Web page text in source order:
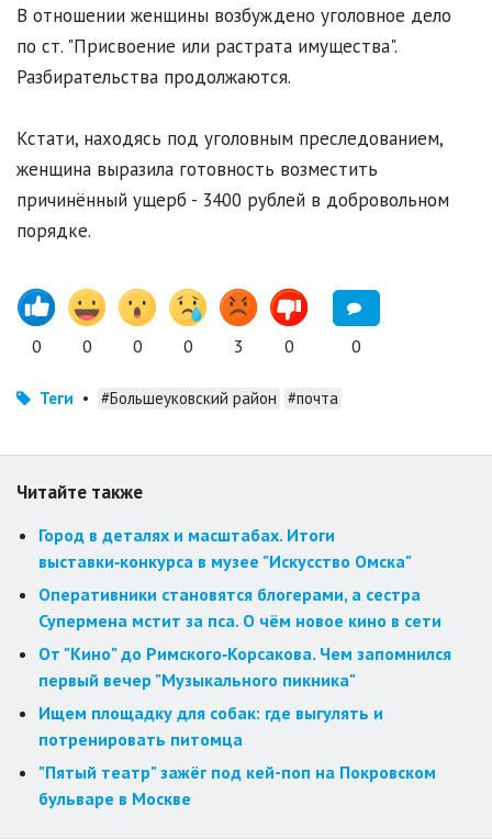
В отношении женщины возбуждено уголовное дело
по ст. "Присвоение или растрата имущества".
Разбирательства продолжаются.
Кстати, находясь под уголовным преследованием,
женщина выразила готовность возместить
причинённый ущерб - 3400 рублей в добровольном
порядке.
0 0 0 0 3 0 0
Теги • #Большеуковский район #почта
Читайте также
Город в деталях и масштабах. Итоги
выставки‑конкурса в музее "Искусство Омска"
Оперативники становятся блогерами, а сестра
Супермена мстит за пса. О чём новое кино в сети
От "Кино" до Римского‑Корсакова. Чем запомнился
первый вечер "Музыкального пикника"
Ищем площадку для собак: где выгулять и
потренировать питомца
"Пятый театр" зажёг под кей-поп на Покровском
бульваре в Москве